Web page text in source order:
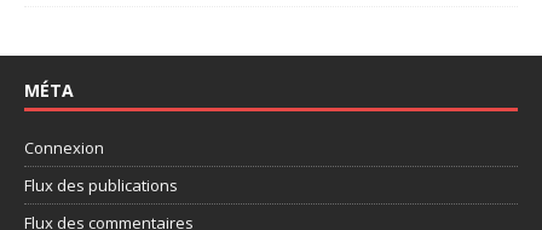
MÉTA
Connexion
Flux des publications
Flux des commentaires